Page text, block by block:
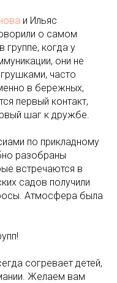
и Ильяс
о самом
группе, когда у
они не
часто
в бережных,
первый контакт,
шаг к дружбе.
по прикладному
разобраны
встречаются в
садов получили
Атмосфера была
согревает детей,
Желаем вам